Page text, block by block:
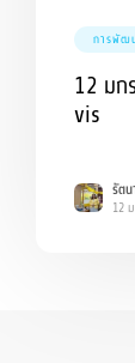
การพัฒ
12 มก
vis
รัต
12